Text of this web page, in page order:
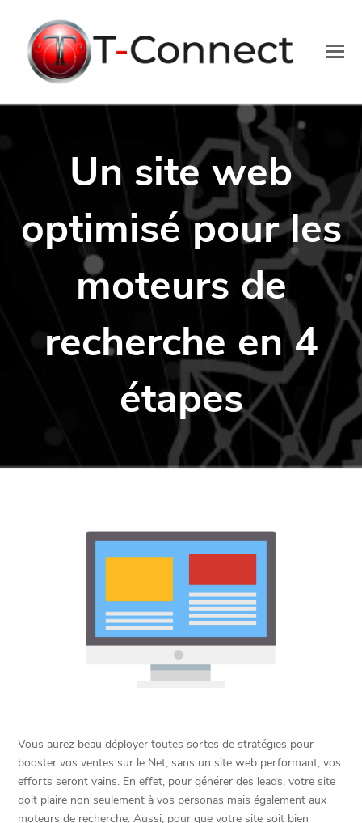
Un site web
optimisé pour les
moteurs de
recherche en 4
étapes
Vous aurez beau déployer toutes sortes de stratégies pour
booster vos ventes sur le Net, sans un site web performant, vos
efforts seront vains. En effet, pour générer des leads, votre site
doit plaire non seulement à vos personas mais également aux
moteurs de recherche. Aussi, pour que votre site soit bien